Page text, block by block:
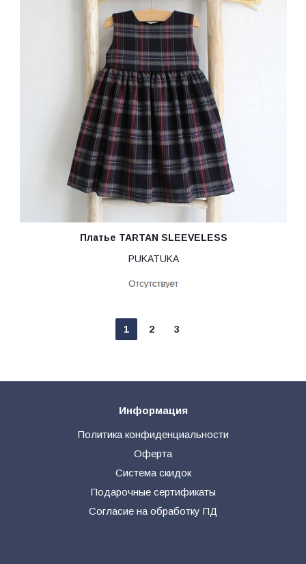
Платье TARTAN SLEEVELESS
PUKATUKA
1 2 3
Информация
Политика конфиденциальности
Оферта
Система скидок
Подарочные сертификаты
Согласие на обработку ПД